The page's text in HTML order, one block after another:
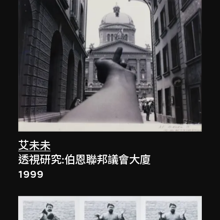
艾未未
透視研究:伯恩聯邦議會大廈
1999